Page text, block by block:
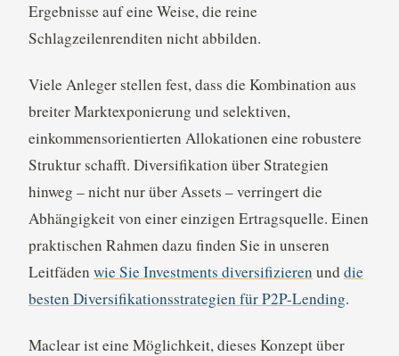
Ergebnisse auf eine Weise, die reine
Schlagzeilenrenditen nicht abbilden.
Viele Anleger stellen fest, dass die Kombination aus
breiter Marktexponierung und selektiven,
einkommensorientierten Allokationen eine robustere
Struktur schafft. Diversifikation über Strategien
hinweg – nicht nur über Assets – verringert die
Abhängigkeit von einer einzigen Ertragsquelle. Einen
praktischen Rahmen dazu finden Sie in unseren
Leitfäden wie Sie Investments diversifizieren und die
besten Diversifikationsstrategien für P2P-Lending.
Maclear ist eine Möglichkeit, dieses Konzept über